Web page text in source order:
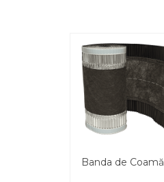
Banda de Coamă